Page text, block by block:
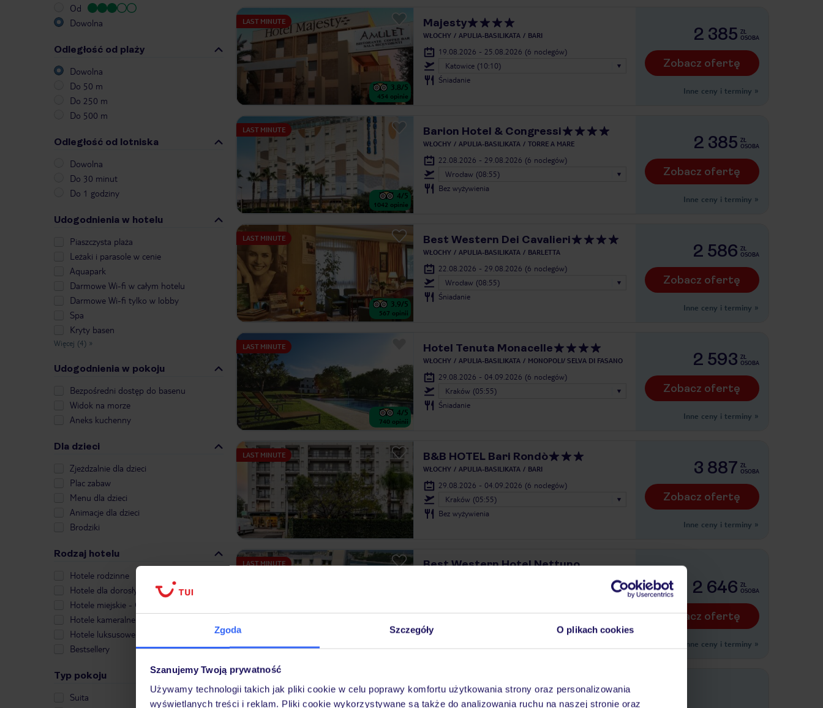
Zgoda Szczegóły O plikach cookies
Szanujemy Twoją prywatność
Używamy technologii takich jak pliki cookie w celu poprawy komfortu użytkowania strony oraz personalizowania
wyświetlanych treści i reklam. Pliki cookie wykorzystywane są także do analizowania ruchu na naszej stronie oraz
Od
Dowolna
Odległość od plaży
Dowolna
Do 50 m
Do 250 m
Do 500 m
Odległość od lotniska
Dowolna
Do 30 minut
Do 1 godziny
Udogodnienia w hotelu
Piaszczysta plaża
Leżaki i parasole w cenie
Aquapark
Darmowe Wi-fi w całym hotelu
Darmowe Wi-fi tylko w lobby
Spa
Kryty basen
Więcej (4) »
Udogodnienia w pokoju
Bezpośredni dostęp do basenu
Widok na morze
Aneks kuchenny
Dla dzieci
Zjeżdzalnie dla dzieci
Plac zabaw
Menu dla dzieci
Animacje dla dzieci
Brodziki
Rodzaj hotelu
Hotele rodzinne
Hotele dla dorosłych
Hotele miejskie - City Break
Hotele kameralne
Hotele luksusowe
Bestsellery
Typ pokoju
Suita
LAST MINUTE
3.8/5
454 opinie
Majesty
WŁOCHY APULIA-BASILIKATA BARI
19.08.2026 - 25.08.2026 (6 noclegów)
Katowice (10:10)
Śniadanie
2 385 ZŁ
OSOBA
Zobacz ofertę
Inne ceny i terminy »
LAST MINUTE
4/5
1042 opinie
Barion Hotel & Congressi
WŁOCHY APULIA-BASILIKATA TORRE A MARE
22.08.2026 - 29.08.2026 (6 noclegów)
Wrocław (08:55)
Bez wyżywienia
2 385 ZŁ
OSOBA
Zobacz ofertę
Inne ceny i terminy »
LAST MINUTE
3.9/5
567 opinii
Best Western Dei Cavalieri
WŁOCHY APULIA-BASILIKATA BARLETTA
22.08.2026 - 29.08.2026 (6 noclegów)
Wrocław (08:55)
Śniadanie
2 586 ZŁ
OSOBA
Zobacz ofertę
Inne ceny i terminy »
LAST MINUTE
4/5
740 opinii
Hotel Tenuta Monacelle
WŁOCHY APULIA-BASILIKATA MONOPOLI/ SELVA DI FASANO
29.08.2026 - 04.09.2026 (6 noclegów)
Kraków (05:55)
Śniadanie
2 593 ZŁ
OSOBA
Zobacz ofertę
Inne ceny i terminy »
LAST MINUTE B&B HOTEL Bari Rondò
WŁOCHY APULIA-BASILIKATA BARI
29.08.2026 - 04.09.2026 (6 noclegów)
Kraków (05:55)
Bez wyżywienia
3 887 ZŁ
OSOBA
Zobacz ofertę
Inne ceny i terminy »
LAST MINUTE
227 opinii
Best Western Hotel Nettuno
2 646 ZŁ
OSOBA
Zobacz ofertę
Inne ceny i terminy »
BEST WESTERN PLUS Leone di
Messapia Hotel